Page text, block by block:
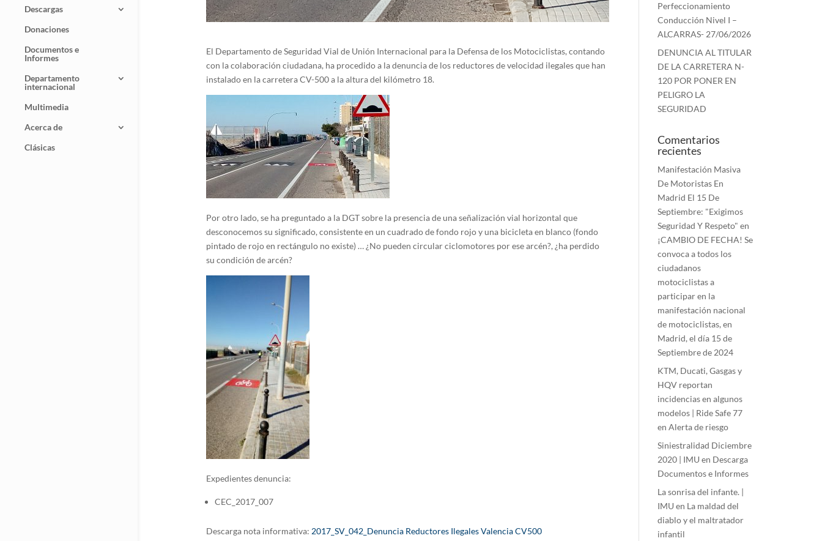
Descargas
Donaciones
Documentos e
Informes
Departamento
internacional
Multimedia
Acerca de
Clásicas
El Departamento de Seguridad Vial de Unión Internacional para la Defensa de los Motociclistas, contando
con la colaboración ciudadana, ha procedido a la denuncia de los reductores de velocidad ilegales que han
instalado en la carretera CV-500 a la altura del kilómetro 18.
Por otro lado, se ha preguntado a la DGT sobre la presencia de una señalización vial horizontal que
desconocemos su significado, consistente en un cuadrado de fondo rojo y una bicicleta en blanco (fondo
pintado de rojo en rectángulo no existe) … ¿No pueden circular ciclomotores por ese arcén?, ¿ha perdido
su condición de arcén?
Expedientes denuncia:
CEC_2017_007
Descarga nota informativa: 2017_SV_042_Denuncia Reductores Ilegales Valencia CV500
Perfeccionamiento
Conducción Nivel I –
ALCARRAS- 27/06/2026
DENUNCIA AL TITULAR
DE LA CARRETERA N-
120 POR PONER EN
PELIGRO LA
SEGURIDAD
Comentarios
recientes
Manifestación Masiva
De Motoristas En
Madrid El 15 De
Septiembre: "Exigimos
Seguridad Y Respeto" en
¡CAMBIO DE FECHA! Se
convoca a todos los
ciudadanos
motociclistas a
participar en la
manifestación nacional
de motociclistas, en
Madrid, el día 15 de
Septiembre de 2024
KTM, Ducati, Gasgas y
HQV reportan
incidencias en algunos
modelos | Ride Safe 77
enAlerta de riesgo
Siniestralidad Diciembre
2020 | IMU en Descarga
Documentos e Informes
La sonrisa del infante. |
IMU en La maldad del
diablo y el maltratador
infantil